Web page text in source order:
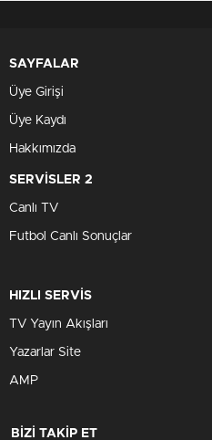
SAYFALAR
Üye Girişi
Üye Kaydı
Hakkımızda
SERVİSLER 2
Canlı TV
Futbol Canlı Sonuçlar
HIZLI SERVİS
TV Yayın Akışları
Yazarlar Site
AMP
BİZİ TAKİP ET